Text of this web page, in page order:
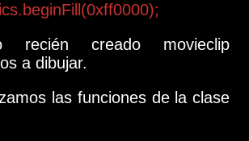
recién creado movieclip
a dibujar.
las funciones de la clase